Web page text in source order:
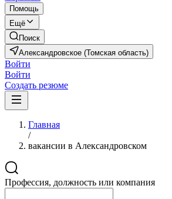
Помощь
Ещё
Поиск
Александровское (Томская область)
Войти
Войти
Создать резюме
Главная
/
вакансии в Александровском
Профессия, должность или компания